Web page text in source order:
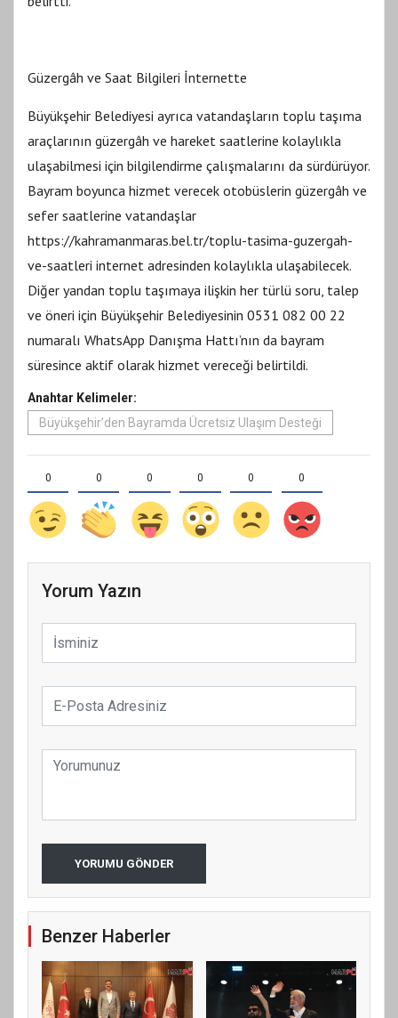
Güzergâh ve Saat Bilgileri İnternette
Büyükşehir Belediyesi ayrıca vatandaşların toplu taşıma
araçlarının güzergâh ve hareket saatlerine kolaylıkla
ulaşabilmesi için bilgilendirme çalışmalarını da sürdürüyor.
Bayram boyunca hizmet verecek otobüslerin güzergâh ve
sefer saatlerine vatandaşlar
https://kahramanmaras.bel.tr/toplu-tasima-guzergah-
ve-saatleri internet adresinden kolaylıkla ulaşabilecek.
Diğer yandan toplu taşımaya ilişkin her türlü soru, talep
ve öneri için Büyükşehir Belediyesinin 0531 082 00 22
numaralı WhatsApp Danışma Hattı’nın da bayram
süresince aktif olarak hizmet vereceği belirtildi.
Anahtar Kelimeler:
Büyükşehir’den Bayramda Ücretsiz Ulaşım Desteği
0 0 0 0 0 0
Yorum Yazın
YORUMU GÖNDER
Benzer Haberler